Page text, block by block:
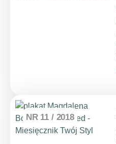
NR 11 / 2018